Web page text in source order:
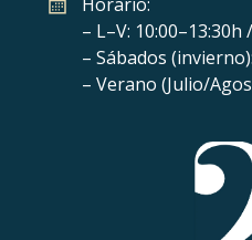
– L–V: 10:00–13:30h
– Sábados
– Verano (Julio/